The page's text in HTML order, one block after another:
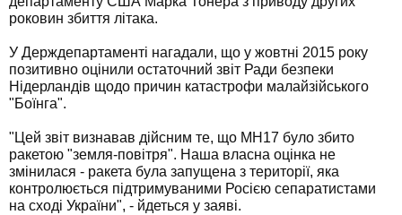
роковин збиття літака.
У Держдепартаменті нагадали, що у жовтні 2015 року
позитивно оцінили остаточний звіт Ради безпеки
Нідерландів щодо причин катастрофи малайзійського
"Боїнга".
"Цей звіт визнавав дійсним те, що MH17 було збито
ракетою "земля-повітря". Наша власна оцінка не
змінилася - ракета була запущена з території, яка
контролюється підтримуваними Росією сепаратистами
на сході України", - йдеться у заяві.